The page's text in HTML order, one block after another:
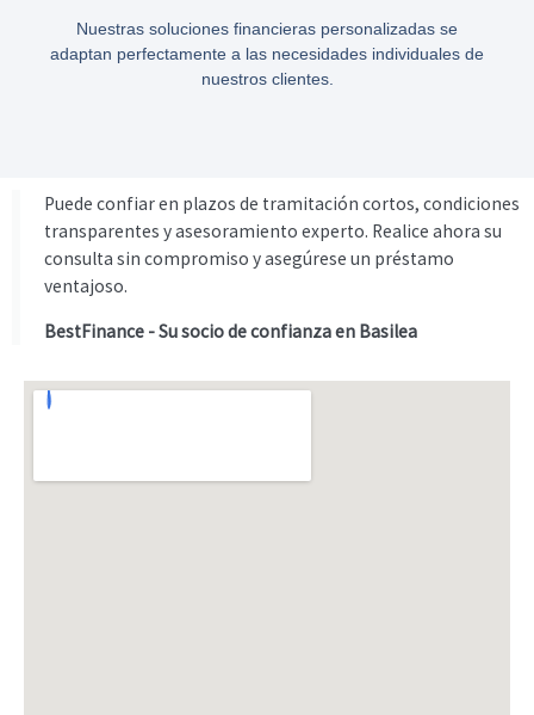
Nuestras soluciones financieras personalizadas se
adaptan perfectamente a las necesidades individuales de
nuestros clientes.
Puede confiar en plazos de tramitación cortos, condiciones
transparentes y asesoramiento experto. Realice ahora su
consulta sin compromiso y asegúrese un préstamo
ventajoso.
BestFinance - Su socio de confianza en Basilea